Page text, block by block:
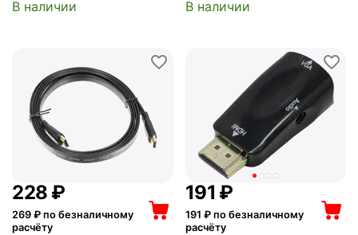
позолоченные контакты)
В наличии В наличии
‍228‍ ₽
269 ₽ по безналичному
расчёту
‍191‍ ₽
191 ₽ по безналичному
расчёту